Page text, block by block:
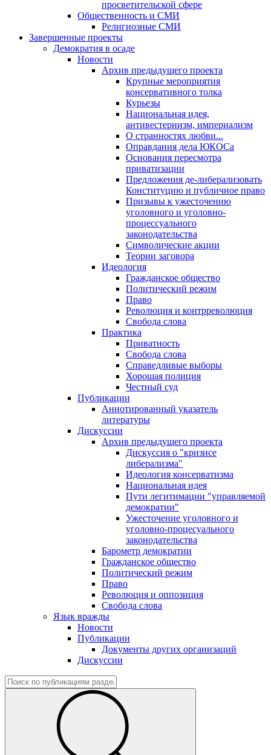
просветительской сфере
Общественность и СМИ
Религиозные СМИ
Завершенные проекты
Демократия в осаде
Новости
Архив предыдущего проекта
Крупные мероприятия
консервативного толка
Курьезы
Национальная идея,
антивестернизм, империализм
О странностях любви...
Оправдания дела ЮКОСа
Основания пересмотра
приватизации
Предложения де-либерализовать
Конституцию и публичное право
Призывы к ужесточению
уголовного и уголовно-
процессуального
законодательства
Символические акции
Теории заговора
Идеология
Гражданское общество
Политический режим
Право
Революция и контрреволюция
Свобода слова
Практика
Приватность
Свобода слова
Справедливые выборы
Хорошая полиция
Честный суд
Публикации
Аннотированный указатель
литературы
Дискуссии
Архив предыдущего проекта
Дискуссия о "кризисе
либерализма"
Идеология консерватизма
Национальная идея
Пути легитимации "управляемой
демократии"
Ужесточение уголовного и
уголовно-процесуального
законодательства
Барометр демократии
Гражданское общество
Политический режим
Право
Революция и оппозиция
Свобода слова
Язык вражды
Новости
Публикации
Документы других организаций
Дискуссии